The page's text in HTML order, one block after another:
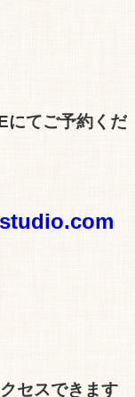
にてご予約くだ
セスできます